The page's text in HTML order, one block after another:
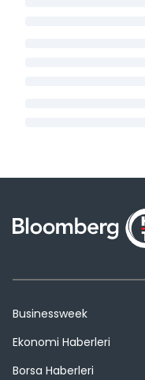
Businessweek
Ekonomi Haberleri
Borsa Haberleri